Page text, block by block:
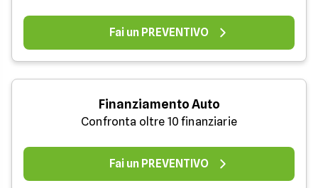
Fai un PREVENTIVO
Finanziamento Auto
Confronta oltre 10 finanziarie
Fai un PREVENTIVO